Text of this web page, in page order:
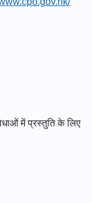
में प्रस्तुति के लिए